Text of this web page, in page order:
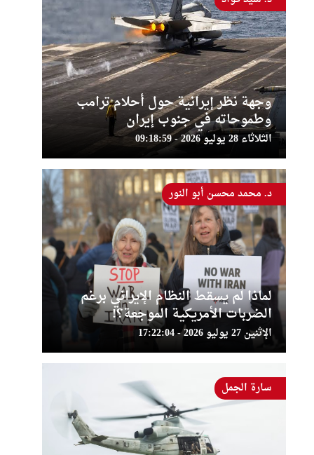
وجهة نظر إيرانية حول أحلام ترامب
وطموحاته في جنوب إيران
الثلاثاء 28 يوليو 2026 - 09:18:59
لماذا لم يسقط النظام الإيراني برغم
الضربات الأمريكية الموجعة؟!
الإثنين 27 يوليو 2026 - 17:22:04
د. محمد محسن أبو النور
سارة الجمل